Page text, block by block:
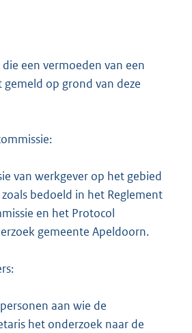
een vermoeden van een
op grond van deze
van werkgever op het gebied
bedoeld in het Reglement
en het Protocol
gemeente Apeldoorn.
aan wie de
het onderzoek naar de